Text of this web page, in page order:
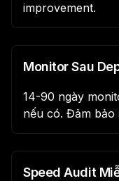
improvement.
Monitor Sau
14-90 ngày
nếu có. Đảm bảo
Speed Audit